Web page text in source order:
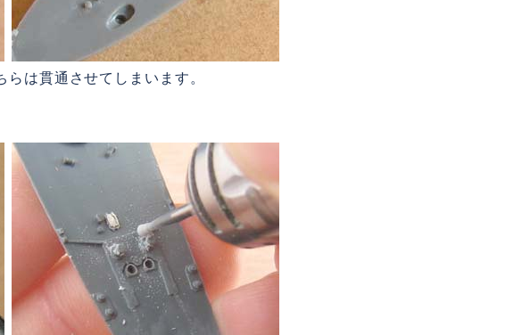
は貫通させてしまいます。